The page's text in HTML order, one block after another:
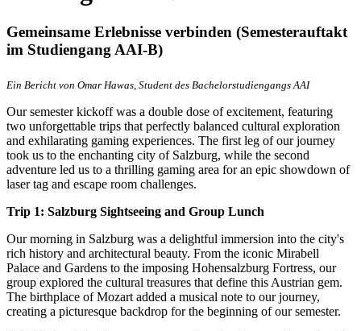
Gemeinsame Erlebnisse verbinden (Semesterauftakt
im Studiengang AAI-B)
Ein Bericht von Omar Hawas, Student des Bachelorstudiengangs AAI
Our semester kickoff was a double dose of excitement, featuring
two unforgettable trips that perfectly balanced cultural exploration
and exhilarating gaming experiences. The first leg of our journey
took us to the enchanting city of Salzburg, while the second
adventure led us to a thrilling gaming area for an epic showdown of
laser tag and escape room challenges.
Trip 1: Salzburg Sightseeing and Group Lunch
Our morning in Salzburg was a delightful immersion into the city's
rich history and architectural beauty. From the iconic Mirabell
Palace and Gardens to the imposing Hohensalzburg Fortress, our
group explored the cultural treasures that define this Austrian gem.
The birthplace of Mozart added a musical note to our journey,
creating a picturesque backdrop for the beginning of our semester.